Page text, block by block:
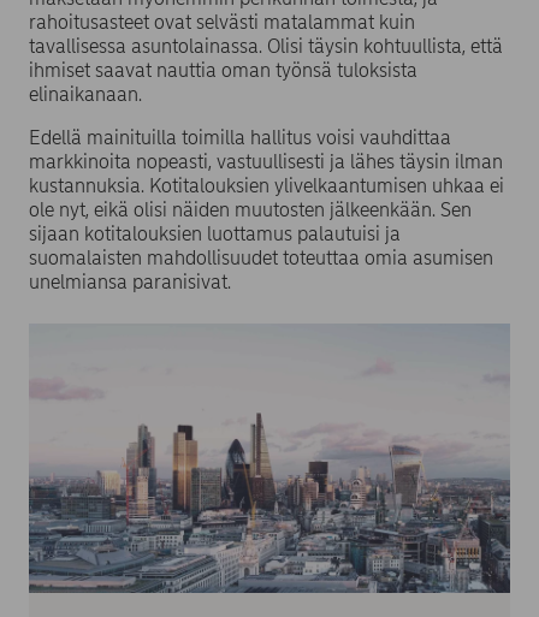
rahoitusasteet ovat selvästi matalammat kuin
tavallisessa asuntolainassa. Olisi täysin kohtuullista, että
ihmiset saavat nauttia oman työnsä tuloksista
elinaikanaan.
Edellä mainituilla toimilla hallitus voisi vauhdittaa
markkinoita nopeasti, vastuullisesti ja lähes täysin ilman
kustannuksia. Kotitalouksien ylivelkaantumisen uhkaa ei
ole nyt, eikä olisi näiden muutosten jälkeenkään. Sen
sijaan kotitalouksien luottamus palautuisi ja
suomalaisten mahdollisuudet toteuttaa omia asumisen
unelmiansa paranisivat.